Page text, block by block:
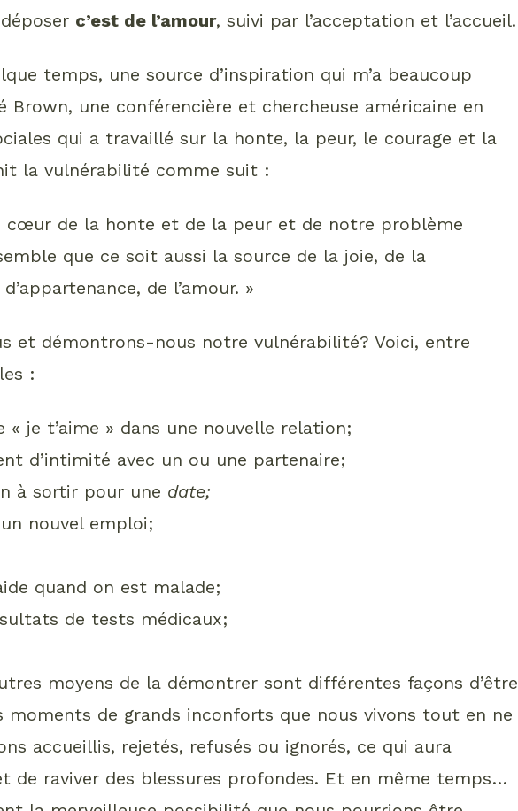
c’est de l’amour, suivi par l’acceptation et l’accueil.
temps, une source d’inspiration qui m’a beaucoup
Brown, une conférencière et chercheuse américaine en
qui a travaillé sur la honte, la peur, le courage et la
la vulnérabilité comme suit :
cœur de la honte et de la peur et de notre problème
que ce soit aussi la source de la joie, de la
de l’amour. »
et démontrons-nous notre vulnérabilité? Voici, entre
:
« je t’aime » dans une nouvelle relation;
d’intimité avec un ou une partenaire;
à sortir pour une date;
nouvel emploi;
quand on est malade;
de tests médicaux;
moyens de la démontrer sont différentes façons d’être
moments de grands inconforts que nous vivons tout en ne
accueillis, rejetés, refusés ou ignorés, ce qui aura
de raviver des blessures profondes. Et en même temps…